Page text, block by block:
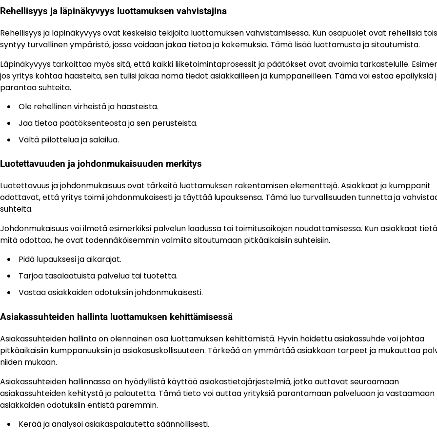
Rehellisyys ja läpinäkyvyys luottamuksen vahvistajina
Rehellisyys ja läpinäkyvyys ovat keskeisiä tekijöitä luottamuksen vahvistamisessa. Kun osapuolet ovat rehellisiä
syntyy turvallinen ympäristö, jossa voidaan jakaa tietoa ja kokemuksia. Tämä lisää luottamusta ja sitoutumista.
Läpinäkyvyys tarkoittaa myös sitä, että kaikki liiketoimintaprosessit ja päätökset ovat avoimia tarkastelulle.
jos yritys kohtaa haasteita, sen tulisi jakaa nämä tiedot asiakkailleen ja kumppaneilleen. Tämä voi estää epäilyksiä
parantaa suhteita.
Ole rehellinen virheistä ja haasteista.
Jaa tietoa päätöksenteosta ja sen perusteista.
Vältä piilottelua ja salailua.
Luotettavuuden ja johdonmukaisuuden merkitys
Luotettavuus ja johdonmukaisuus ovat tärkeitä luottamuksen rakentamisen elementtejä. Asiakkaat ja kumppanit
odottavat, että yritys toimii johdonmukaisesti ja täyttää lupauksensa. Tämä luo turvallisuuden tunnetta ja
suhteita.
Johdonmukaisuus voi ilmetä esimerkiksi palvelun laadussa tai toimitusaikojen noudattamisessa. Kun asiakkaat
mitä odottaa, he ovat todennäköisemmin valmiita sitoutumaan pitkäaikaisiin suhteisiin.
Pidä lupauksesi ja aikarajat.
Tarjoa tasalaatuista palvelua tai tuotetta.
Vastaa asiakkaiden odotuksiin johdonmukaisesti.
Asiakassuhteiden hallinta luottamuksen kehittämisessä
Asiakassuhteiden hallinta on olennainen osa luottamuksen kehittämistä. Hyvin hoidettu asiakassuhde voi johtaa
pitkäaikaisiin kumppanuuksiin ja asiakasuskollisuuteen. Tärkeää on ymmärtää asiakkaan tarpeet ja mukauttaa
niiden mukaan.
Asiakassuhteiden hallinnassa on hyödyllistä käyttää asiakastietojärjestelmiä, jotka auttavat seuraamaan
asiakassuhteiden kehitystä ja palautetta. Tämä tieto voi auttaa yrityksiä parantamaan palveluaan ja vastaamaan
asiakkaiden odotuksiin entistä paremmin.
Kerää ja analysoi asiakaspalautetta säännöllisesti.